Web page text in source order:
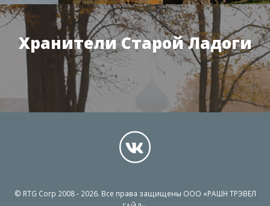
Хранители Старой Ладоги
© RTG Corp 2008 - 2026. Все права защищены ООО «РАШН ТРЭВЕЛ